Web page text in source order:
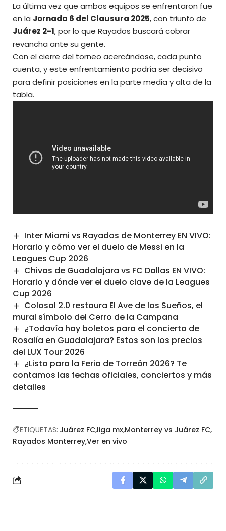
La última vez que ambos equipos se enfrentaron fue
en la Jornada 6 del Clausura 2025, con triunfo de
Juárez 2-1, por lo que Rayados buscará cobrar
revancha ante su gente.
Con el cierre del torneo acercándose, cada punto
cuenta, y este enfrentamiento podría ser decisivo
para definir posiciones en la parte media y alta de la
tabla.
Inter Miami vs Rayados de Monterrey EN VIVO:
Horario y cómo ver el duelo de Messi en la
Leagues Cup 2026
Chivas de Guadalajara vs FC Dallas EN VIVO:
Horario y dónde ver el duelo clave de la Leagues
Cup 2026
Colosal 2.0 restaura El Ave de los Sueños, el
mural símbolo del Cerro de la Campana
¿Todavía hay boletos para el concierto de
Rosalía en Guadalajara? Estos son los precios
del LUX Tour 2026
¿Listo para la Feria de Torreón 2026? Te
contamos las fechas oficiales, conciertos y más
detalles
ETIQUETAS: Juárez FC liga mx Monterrey vs Juárez FC
Rayados MonterreyVer en vivo